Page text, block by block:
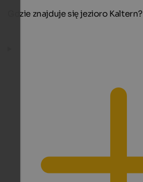
Gdzie znajduje się jezioro Kaltern?